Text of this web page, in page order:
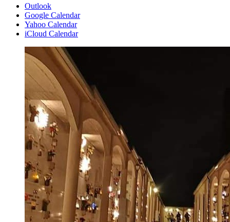
Outlook
Google Calendar
Yahoo Calendar
iCloud Calendar